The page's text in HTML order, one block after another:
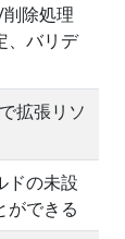
除処理
、バリデ
拡張リソ
ドの未設
ができる